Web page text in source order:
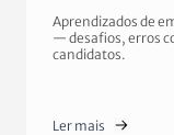
Aprendizados de
— desafios, erros
candidatos.
Ler mais